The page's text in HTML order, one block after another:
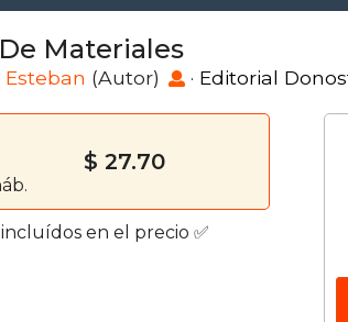
Materiales
Esteban (Autor) · Editorial
$ 27.70
en el precio ✅